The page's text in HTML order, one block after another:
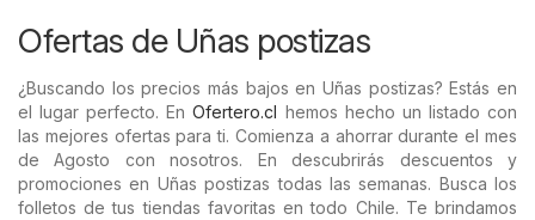
Ofertas de Uñas postizas
¿Buscando los precios más bajos en Uñas postizas? Estás en
el lugar perfecto. EnOfertero.cl hemos hecho un listado con
las mejores ofertas para ti. Comienza a ahorrar durante el mes
de Agosto con nosotros. En descubrirás descuentos y
promociones en Uñas postizas todas las semanas. Busca los
folletos de tus tiendas favoritas en todo Chile. Te brindamos